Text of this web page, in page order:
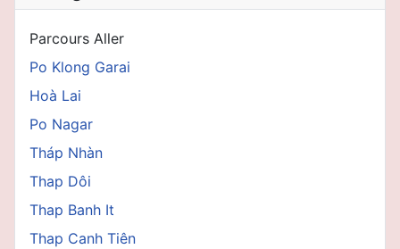
Parcours Aller
Po Klong Garai
Hoà Lai
Po Nagar
Tháp Nhàn
Thap Dôi
Thap Banh It
Thap Canh Tiên